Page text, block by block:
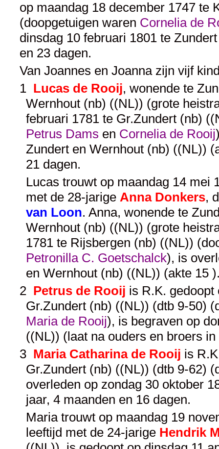
op maandag 18 december 1747 te
(doopgetuigen waren Cornelia de
dinsdag 10 februari 1801 te
en 23 dagen.
Van Joannes en Joanna zijn vijf
1 Lucas de Rooij, wonende te
Wernhout (nb) ((NL)) (grote
februari 1781 te Gr.Zundert (nb)
Petrus Dams en Cornelia de Rooij
Zundert en Wernhout (nb) ((NL))
21 dagen.
Lucas trouwt op maandag 14 mei
met de 28-jarige Anna Donkers,
van Loon. Anna, wonende te
Wernhout (nb) ((NL)) (grote
1781 te Rijsbergen (nb) ((NL))
Petronilla C. Goetschalck), is
en Wernhout (nb) ((NL)) (akte 15
2 Petrus de Rooij is R.K. gedoopt
Gr.Zundert (nb) ((NL)) (dtb 9-50)
Maria de Rooij), is begraven op
((NL)) (laat na ouders en broers
3 Maria Catharina de Rooij is
Gr.Zundert (nb) ((NL)) (dtb 9-62)
overleden op zondag 30 oktober
jaar, 4 maanden en 16 dagen.
Maria trouwt op maandag 19
leeftijd met de 24-jarige Hendrik